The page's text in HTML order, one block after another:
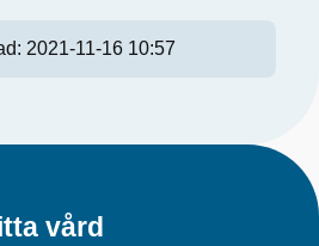
2021-11-16 10:57
vård